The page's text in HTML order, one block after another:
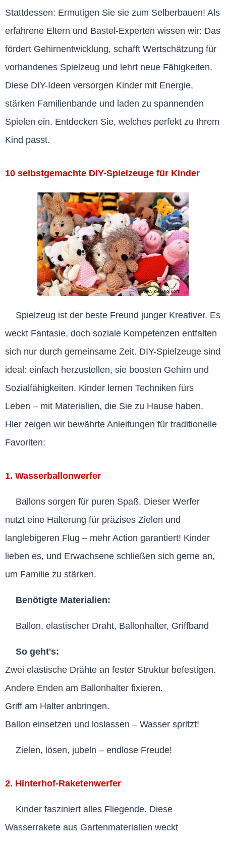
Stattdessen: Ermutigen Sie sie zum Selberbauen! Als
erfahrene Eltern und Bastel-Experten wissen wir: Das
fördert Gehirnentwicklung, schafft Wertschätzung für
vorhandenes Spielzeug und lehrt neue Fähigkeiten.
Diese DIY-Ideen versorgen Kinder mit Energie,
stärken Familienbande und laden zu spannenden
Spielen ein. Entdecken Sie, welches perfekt zu Ihrem
Kind passt.
10 selbstgemachte DIY-Spielzeuge für Kinder
Spielzeug ist der beste Freund junger Kreativer. Es
weckt Fantasie, doch soziale Kompetenzen entfalten
sich nur durch gemeinsame Zeit. DIY-Spielzeuge sind
ideal: einfach herzustellen, sie boosten Gehirn und
Sozialfähigkeiten. Kinder lernen Techniken fürs
Leben – mit Materialien, die Sie zu Hause haben.
Hier zeigen wir bewährte Anleitungen für traditionelle
Favoriten:
1. Wasserballonwerfer
Ballons sorgen für puren Spaß. Dieser Werfer
nutzt eine Halterung für präzises Zielen und
langlebigeren Flug – mehr Action garantiert! Kinder
lieben es, und Erwachsene schließen sich gerne an,
um Familie zu stärken.
Benötigte Materialien:
Ballon, elastischer Draht, Ballonhalter, Griffband
So geht's:
Zwei elastische Drähte an fester Struktur befestigen.
Andere Enden am Ballonhalter fixieren.
Griff am Halter anbringen.
Ballon einsetzen und loslassen – Wasser spritzt!
Zielen, lösen, jubeln – endlose Freude!
2. Hinterhof-Raketenwerfer
Kinder fasziniert alles Fliegende. Diese
Wasserrakete aus Gartenmaterialien weckt